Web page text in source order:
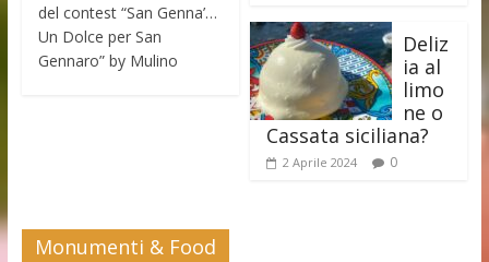
del contest “San Genna’…
Un Dolce per San
Gennaro” by Mulino
Deliz
ia al
limo
ne o
Cassata siciliana?
2 Aprile 2024 0
Monumenti & Food